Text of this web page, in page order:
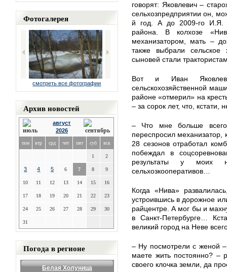
Фотогалерея
смотреть все фотографии
Архив новостей
август
2026
пон втр срд чет пят суб вск
1 2
3 4 5 6 7 8 9
10 11 12 13 14 15 16
17 18 19 20 21 22 23
24 25 26 27 28 29 30
31
Погода в регионе
Белая Холуница
говорят: Яковлевич –
сельхозпредприятии он,
й год. А до 2009-го И.Я.
района. В колхозе
механизатором, мать –
также выбрали сельское
сыновей стали
Вот и Иван
сельскохозяйственной
районе «отмерил» на
– за сорок лет, что, кстати,
– Что мне больше
переспросил механизатор,
28 сезонов отработал
побеждал в
результаты у моих
сельхозкооперативов…
Когда «Нива»
устроившись в дорожное
райцентре. А мог бы и
в Санкт-Петербурге…
великий город на Неве
– Ну посмотрели с женой –
маете жить постоянно? –
своего клочка земли, да